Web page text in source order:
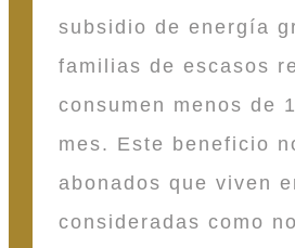
subsidio de energía
familias de escasos
consumen menos de
mes. Este beneficio
abonados que viven
consideradas como no